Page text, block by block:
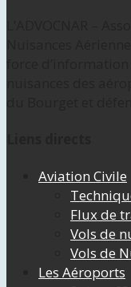
Aviation Civile
Flux de
Vols de
Vols de
Les Aéroports